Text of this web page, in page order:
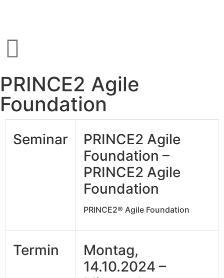
PRINCE2 Agile
Foundation
Seminar
PRINCE2 Agile
Foundation –
PRINCE2 Agile
Foundation
PRINCE2® Agile Foundation
Termin
Montag,
14.10.2024 –